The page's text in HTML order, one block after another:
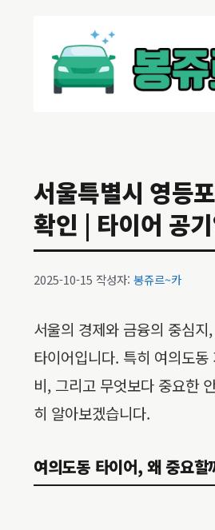
서울특별시 영등
확인 | 타이어 공
2025-10-15 작성자: 봉쥬르~카
서울의 경제와 금융의 중심
타이어입니다. 특히 여의도
비, 그리고 무엇보다 중요한
히 알아보겠습니다.
여의도동 타이어, 왜 중요할